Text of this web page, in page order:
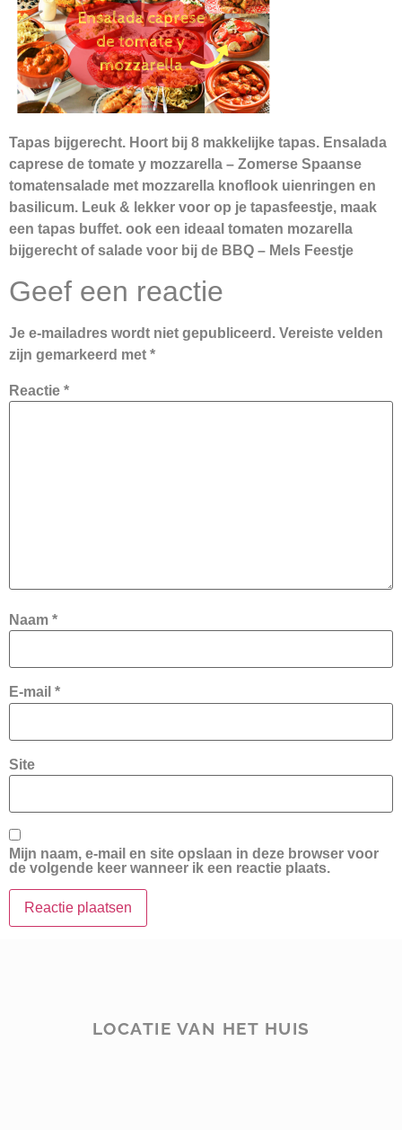
Tapas bijgerecht. Hoort bij 8 makkelijke tapas. Ensalada
caprese de tomate y mozzarella – Zomerse Spaanse
tomatensalade met mozzarella knoflook uienringen en
basilicum. Leuk & lekker voor op je tapasfeestje, maak
een tapas buffet. ook een ideaal tomaten mozarella
bijgerecht of salade voor bij de BBQ – Mels Feestje
Geef een reactie
Je e-mailadres wordt niet gepubliceerd. Vereiste velden
zijn gemarkeerd met *
Reactie *
Naam *
E-mail *
Site
Mijn naam, e-mail en site opslaan in deze browser voor
de volgende keer wanneer ik een reactie plaats.
LOCATIE VAN HET HUIS